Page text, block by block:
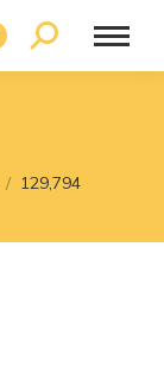
Search:
129,794